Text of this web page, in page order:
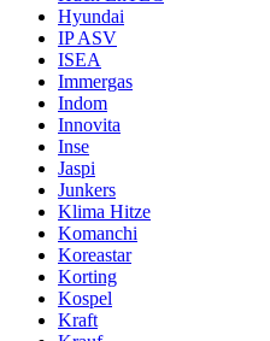
Hyundai
IP ASV
ISEA
Immergas
Indom
Innovita
Inse
Jaspi
Junkers
Klima Hitze
Komanchi
Koreastar
Korting
Kospel
Kraft